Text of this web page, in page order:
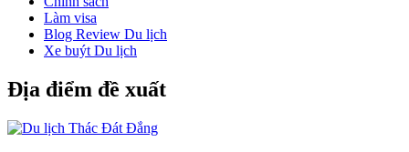
Làm visa
Blog Review Du lịch
Xe buýt Du lịch
Địa điểm đề xuất